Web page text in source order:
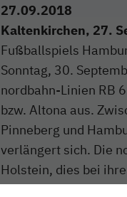
27.09.2018
Kaltenkirchen, 27.
Fußballspiels
Sonntag, 30.
nordbahn-Linien RB
bzw. Altona aus.
Pinneberg und
verlängert sich. Die
Holstein, dies bei